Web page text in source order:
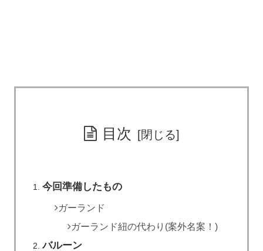
目次
今回準備したもの
ガーランド
ガーランド紐の代わり(案外名案！)
バルーン